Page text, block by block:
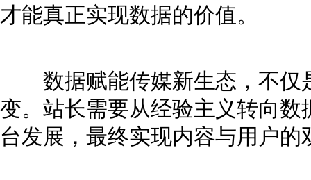
才能真正实现数据的价值。
数据赋能传媒新生态，不仅
变。站长需要从经验主义转向
台发展，最终实现内容与用户的